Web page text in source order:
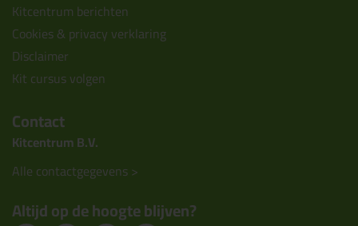
Kitcentrum berichten
Cookies & privacy verklaring
Disclaimer
Kit cursus volgen
Contact
Kitcentrum B.V.
Alle contactgegevens >
Altijd op de hoogte blijven?